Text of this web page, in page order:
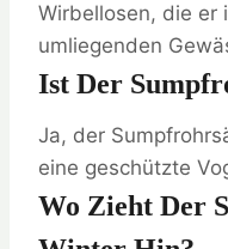
Wirbellosen, die er
umliegenden
Ist Der
Ja, der
eine geschützte
Wo Zieht Der